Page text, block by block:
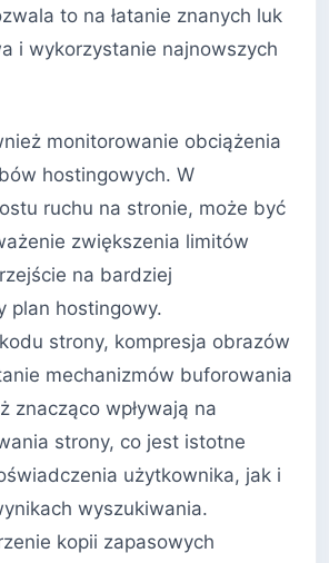
to na łatanie znanych luk
i wykorzystanie najnowszych
monitorowanie obciążenia
hostingowych. W
ruchu na stronie, może być
zwiększenia limitów
na bardziej
plan hostingowy.
strony, kompresja obrazów
mechanizmów buforowania
znacząco wpływają na
strony, co jest istotne
użytkownika, jak i
wyszukiwania.
kopii zapasowych